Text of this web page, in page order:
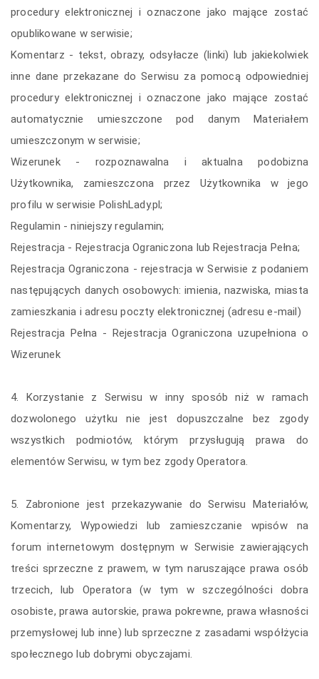
procedury elektronicznej i oznaczone jako mające zostać
opublikowane w serwisie;
Komentarz - tekst, obrazy, odsyłacze (linki) lub jakiekolwiek
inne dane przekazane do Serwisu za pomocą odpowiedniej
procedury elektronicznej i oznaczone jako mające zostać
automatycznie umieszczone pod danym Materiałem
umieszczonym w serwisie;
Wizerunek - rozpoznawalna i aktualna podobizna
Użytkownika, zamieszczona przez Użytkownika w jego
profilu w serwisie PolishLady.pl;
Regulamin - niniejszy regulamin;
Rejestracja - Rejestracja Ograniczona lub Rejestracja Pełna;
Rejestracja Ograniczona - rejestracja w Serwisie z podaniem
następujących danych osobowych: imienia, nazwiska, miasta
zamieszkania i adresu poczty elektronicznej (adresu e-mail)
Rejestracja Pełna - Rejestracja Ograniczona uzupełniona o
Wizerunek
4. Korzystanie z Serwisu w inny sposób niż w ramach
dozwolonego użytku nie jest dopuszczalne bez zgody
wszystkich podmiotów, którym przysługują prawa do
elementów Serwisu, w tym bez zgody Operatora.
5. Zabronione jest przekazywanie do Serwisu Materiałów,
Komentarzy, Wypowiedzi lub zamieszczanie wpisów na
forum internetowym dostępnym w Serwisie zawierających
treści sprzeczne z prawem, w tym naruszające prawa osób
trzecich, lub Operatora (w tym w szczególności dobra
osobiste, prawa autorskie, prawa pokrewne, prawa własności
przemysłowej lub inne) lub sprzeczne z zasadami współżycia
społecznego lub dobrymi obyczajami.